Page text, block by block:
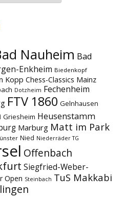
Nauheim Bad
Enkheim Biedenkopf
Kopp Chess-Classics Mainz
Dotzheim Fechenheim
FTV 1860 Gelnhausen
Griesheim Heusenstamm
Marburg Matt im Park
Nied Niederräder TG
Offenbach
Siegfried-Weber-
Open Steinbach TuS Makkabi